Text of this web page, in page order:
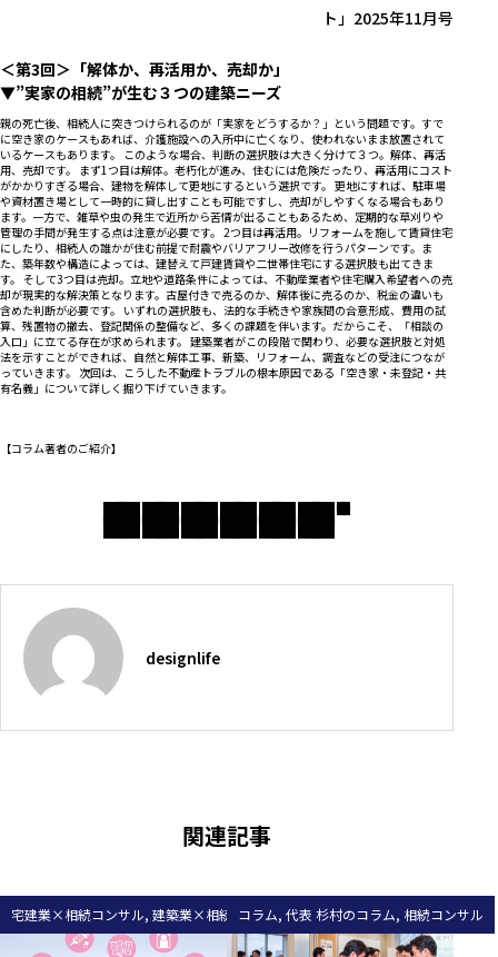
ト」2025年11月号
＜第3回＞「解体か、再活用か、売却か」
▼”実家の相続”が生む３つの建築ニーズ
親の死亡後、相続人に突きつけられるのが「実家をどうするか？」という問題です。すで
に空き家のケースもあれば、介護施設への入所中に亡くなり、使われないまま放置されて
いるケースもあります。 このような場合、判断の選択肢は大きく分けて３つ。解体、再活
用、売却です。 まず1つ目は解体。老朽化が進み、住むには危険だったり、再活用にコスト
がかかりすぎる場合、建物を解体して更地にするという選択です。 更地にすれば、駐車場
や資材置き場として一時的に貸し出すことも可能ですし、売却がしやすくなる場合もあり
ます。一方で、雑草や虫の発生で近所から苦情が出ることもあるため、定期的な草刈りや
管理の手間が発生する点は注意が必要です。 2つ目は再活用。リフォームを施して賃貸住宅
にしたり、相続人の誰かが住む前提で耐震やバリアフリー改修を行うパターンです。ま
た、築年数や構造によっては、建替えて戸建賃貸や二世帯住宅にする選択肢も出てきま
す。 そして3つ目は売却。立地や道路条件によっては、不動産業者や住宅購入希望者への売
却が現実的な解決策となります。古屋付きで売るのか、解体後に売るのか、税金の違いも
含めた判断が必要です。 いずれの選択肢も、法的な手続きや家族間の合意形成、費用の試
算、残置物の撤去、登記関係の整備など、多くの課題を伴います。だからこそ、「相談の
入口」に立てる存在が求められます。 建築業者がこの段階で関わり、必要な選択肢と対処
法を示すことができれば、自然と解体工事、新築、リフォーム、調査などの受注につなが
っていきます。 次回は、こうした不動産トラブルの根本原因である「空き家・未登記・共
有名義」について詳しく掘り下げていきます。
【コラム著者のご紹介】
designlife
関連記事
宅建業×相続コンサル, 建築業×相続コンサル ,相続コンサル
コラム, 代表 杉村のコラム, 相続コンサル